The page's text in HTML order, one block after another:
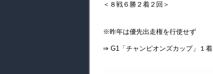
＜８戦６勝２着２回＞
※昨年は優先出走権を行使せず
⇒ G1「チャンピオンズカップ」１着